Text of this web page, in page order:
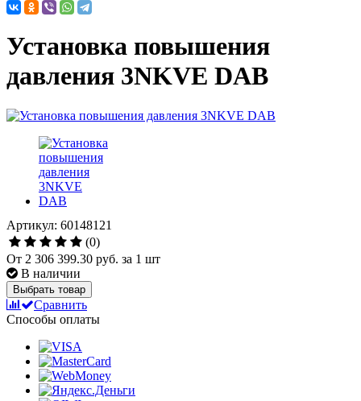
Установка повышения
давления 3NKVE DAB
Артикул: 60148121
(0)
От 2 306 399.30 руб. за 1 шт
В наличии
Выбрать товар
Сравнить
Способы оплаты